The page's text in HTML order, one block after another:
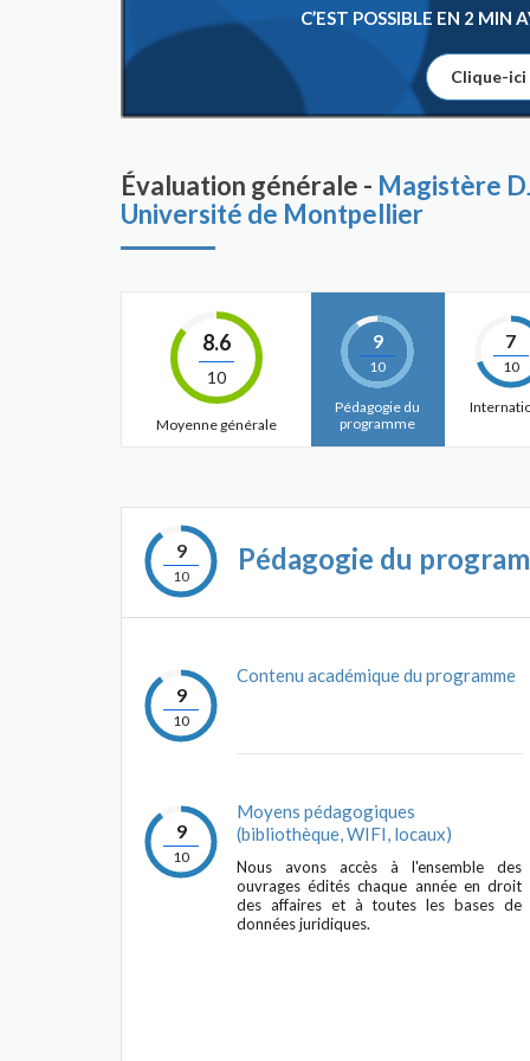
C’EST POSSIBLE EN 2 MIN
Clique-ici
Évaluation générale - Magistère
Université de Montpellier
8.6
10
Moyenne générale
9
10
Pédagogie du
programme
7
10
9
10
Pédagogie du
9
10
Contenu académique du programme
9
10
Moyens pédagogiques
(bibliothèque, WIFI, locaux)
Nous avons accès à l'ensemble des
ouvrages édités chaque année en droit
des affaires et à toutes les bases de
données juridiques.